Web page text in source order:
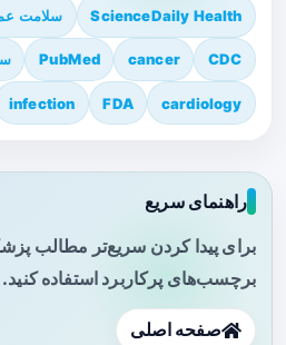
ScienceDaily Health سلامت
CDC
cancer
PubMed
cardiology
FDA
infection
راهنمای سریع
برای پیدا کردن سریع‌تر مطالب
برچسب‌های پرکاربرد استفاده کنید.
صفحه اصلی